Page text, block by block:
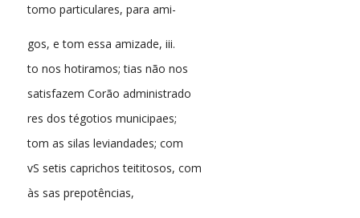
tomo particulares, para ami-
gos, e tom essa amizade, iii.
to nos hotiramos; tias não nos
satisfazem Corão administrado
res dos tégotios municipaes;
tom as silas leviandades; com
vS setis caprichos teititosos, com
às sas prepotências,